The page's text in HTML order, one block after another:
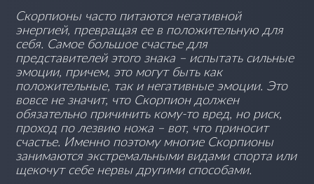
Скорпионы часто питаются негативной
энергией, превращая ее в положительную для
себя. Самое большое счастье для
представителей этого знака – испытать сильные
эмоции, причем, это могут быть как
положительные, так и негативные эмоции. Это
вовсе не значит, что Скорпион должен
обязательно причинить кому-то вред, но риск,
проход по лезвию ножа – вот, что приносит
счастье. Именно поэтому многие Скорпионы
занимаются экстремальными видами спорта или
щекочут себе нервы другими способами.